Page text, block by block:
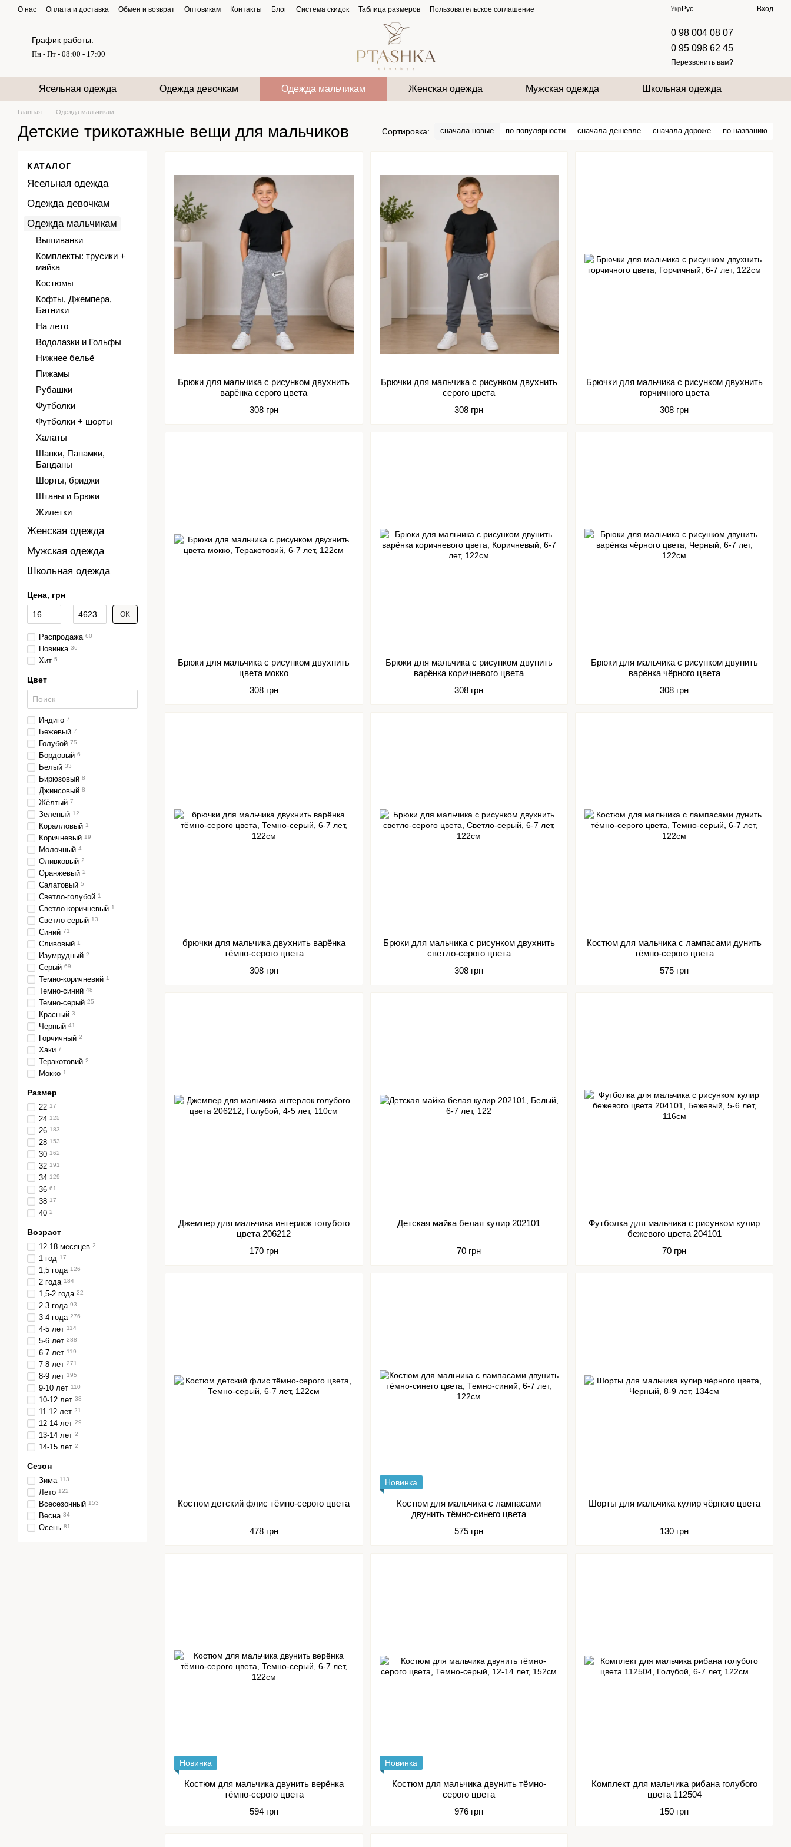
Перейти к основному контенту
О нас Оплата и доставка Обмен и возврат Оптовикам Контакты Блог Система скидок Таблица размеров Пользовательское соглашение Укр Рус Вход
График работы:
Пн - Пт - 08:00 - 17:00
0 98 004 08 07
0 95 098 62 45
Перезвонить вам?
Ясельная одежда Одежда девочкам Одежда мальчикам Женская одежда Мужская одежда Школьная одежда
Главная Одежда мальчикам
Детские трикотажные вещи для мальчиков Сортировка: сначала новые по популярности сначала дешевле сначала дороже по названию
Брюки для мальчика с рисунком двухнить
варёнка серого цвета
308 грн
Брючки для мальчика с рисунком двухнить
серого цвета
308 грн
Брючки для мальчика с рисунком двухнить
горчичного цвета
308 грн
Брюки для мальчика с рисунком двухнить
цвета мокко
308 грн
Брюки для мальчика с рисунком двунить
варёнка коричневого цвета
308 грн
Брюки для мальчика с рисунком двунить
варёнка чёрного цвета
308 грн
брючки для мальчика двухнить варёнка
тёмно-серого цвета
308 грн
Брюки для мальчика с рисунком двухнить
светло-серого цвета
308 грн
Костюм для мальчика с лампасами дунить
тёмно-серого цвета
575 грн
Джемпер для мальчика интерлок голубого
цвета 206212
170 грн
Детская майка белая кулир 202101
70 грн
Футболка для мальчика с рисунком кулир
бежевого цвета 204101
70 грн
Костюм детский флис тёмно-серого цвета
478 грн
Новинка
Костюм для мальчика с лампасами
двунить тёмно-синего цвета
575 грн
Шорты для мальчика кулир чёрного цвета
130 грн
Новинка
Костюм для мальчика двунить верёнка
тёмно-серого цвета
594 грн
Новинка
Костюм для мальчика двунить тёмно-
серого цвета
976 грн
Комплект для мальчика рибана голубого
цвета 112504
150 грн
КАТАЛОГ
Ясельная одежда
Одежда девочкам
Одежда мальчикам
Вышиванки
Комплекты: трусики +
майка
Костюмы
Кофты, Джемпера,
Батники
На лето
Водолазки и Гольфы
Нижнее бельё
Пижамы
Рубашки
Футболки
Футболки + шорты
Халаты
Шапки, Панамки,
Банданы
Шорты, бриджи
Штаны и Брюки
Жилетки
Женская одежда
Мужская одежда
Школьная одежда
Цена, грн
От Цена, грн
До Цена, грн OK
Распродажа 60
Новинка 36
Хит 5
Цвет
Индиго 7
Бежевый 7
Голубой 75
Бордовый 6
Белый 33
Бирюзовый 8
Джинсовый 8
Жёлтый 7
Зеленый 12
Коралловый 1
Коричневый 19
Молочный 4
Оливковый 2
Оранжевый 2
Салатовый 5
Светло-голубой 1
Светло-коричневый 1
Светло-серый 13
Синий 71
Сливовый 1
Изумрудный 2
Серый 69
Темно-коричневий 1
Темно-синий 48
Темно-серый 25
Красный 3
Черный 41
Горчичный 2
Хаки 7
Теракотовий 2
Мокко 1
Размер
22 17
24 125
26 183
28 153
30 162
32 191
34 129
36 61
38 17
40 2
Возраст
12-18 месяцев 2
1 год 17
1,5 года 126
2 года 184
1,5-2 года 22
2-3 года 93
3-4 года 276
4-5 лет 114
5-6 лет 288
6-7 лет 119
7-8 лет 271
8-9 лет 195
9-10 лет 110
10-12 лет 38
11-12 лет 21
12-14 лет 29
13-14 лет 2
14-15 лет 2
Сезон
Зима 113
Лето 122
Всесезонный 153
Весна 34
Осень 81